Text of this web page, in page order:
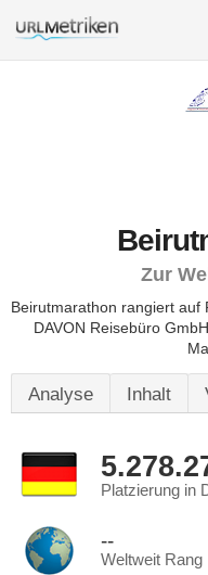
Zur
Beirutmarathon rangiert auf
DAVON Reisebüro
Analyse Inhalt
Platzierung in
--
Weltweit Rang